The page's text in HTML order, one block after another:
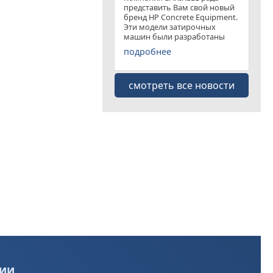
представить Вам свой новый
бренд HP Concrete Equipment.
Эти модели затирочных
машин были разработаны
специально для
удовлетворения рынка
класса . Данная "белая линия"
представлена несколькими
моделями
подробнее
смотреть все новости